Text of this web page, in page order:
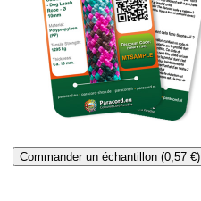
Commander un échantillon (0,57 €)